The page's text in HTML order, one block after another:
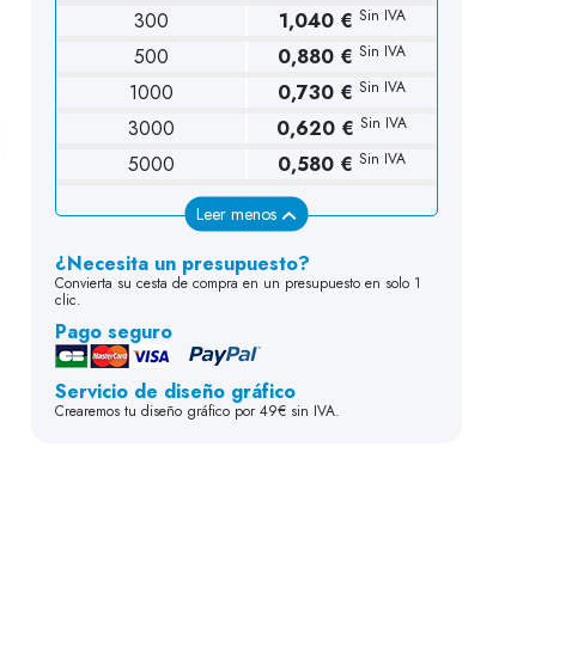
300 1,040 € Sin IVA
500 0,880 € Sin IVA
1000 0,730 € Sin IVA
3000 0,620 € Sin IVA
5000 0,580 € Sin IVA
Leer menos
¿Necesita un presupuesto?
Convierta su cesta de compra en un presupuesto en solo 1
clic.
Pago seguro
Servicio de diseño gráfico
Crearemos tu diseño gráfico por 49€ sin IVA.